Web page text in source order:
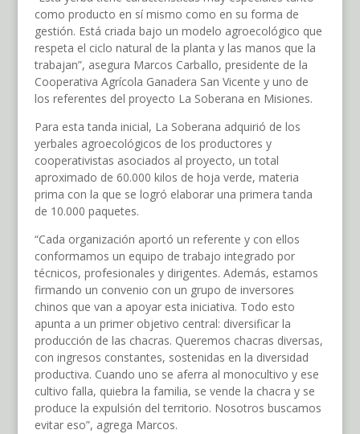
como producto en sí mismo como en su forma de
gestión. Está criada bajo un modelo agroecológico que
respeta el ciclo natural de la planta y las manos que la
trabajan”, asegura Marcos Carballo, presidente de la
Cooperativa Agrícola Ganadera San Vicente y uno de
los referentes del proyecto La Soberana en Misiones.
Para esta tanda inicial, La Soberana adquirió de los
yerbales agroecológicos de los productores y
cooperativistas asociados al proyecto, un total
aproximado de 60.000 kilos de hoja verde, materia
prima con la que se logró elaborar una primera tanda
de 10.000 paquetes.
“Cada organización aportó un referente y con ellos
conformamos un equipo de trabajo integrado por
técnicos, profesionales y dirigentes. Además, estamos
firmando un convenio con un grupo de inversores
chinos que van a apoyar esta iniciativa. Todo esto
apunta a un primer objetivo central: diversificar la
producción de las chacras. Queremos chacras diversas,
con ingresos constantes, sostenidas en la diversidad
productiva. Cuando uno se aferra al monocultivo y ese
cultivo falla, quiebra la familia, se vende la chacra y se
produce la expulsión del territorio. Nosotros buscamos
evitar eso”, agrega Marcos.